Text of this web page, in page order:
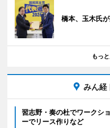
橋本、玉木氏
もっ
みん経
習志野・奏の杜でワークシ
ーでリース作りなど